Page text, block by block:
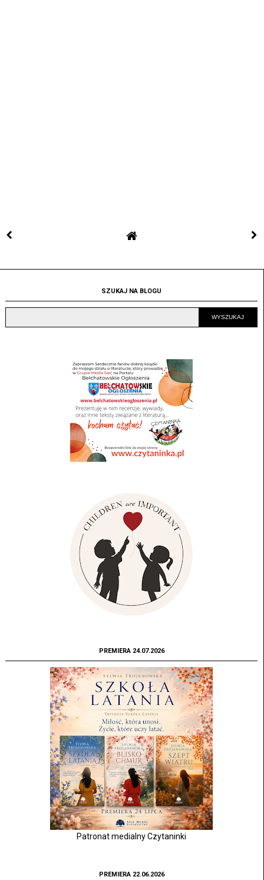
SZUKAJ NA BLOGU
PREMIERA 24.07.2026
Patronat medialny Czytaninki
PREMIERA 22.06.2026